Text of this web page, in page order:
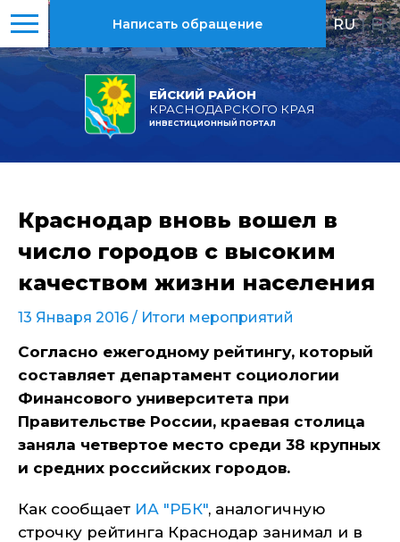
ЕЙСКИЙ РАЙОН
КРАСНОДАРСКОГО КРАЯ
ИНВЕСТИЦИОННЫЙ ПОРТАЛ
Написать обращение RU | EN
Краснодар вновь вошел в
число городов с высоким
качеством жизни населения
13 Января 2016 / Итоги мероприятий
Согласно ежегодному рейтингу, который
составляет департамент социологии
Финансового университета при
Правительстве России, краевая столица
заняла четвертое место среди 38 крупных
и средних российских городов.
Как сообщает ИА "РБК", аналогичную
строчку рейтинга Краснодар занимал и в